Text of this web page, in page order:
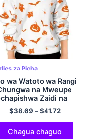
za Picha
wa Watoto wa Rangi
na Mweupe
Zaidi na
ya Maboga
ya Hoodie ya
ya Halloween
$38.69 –$41.72
Chagua chaguo